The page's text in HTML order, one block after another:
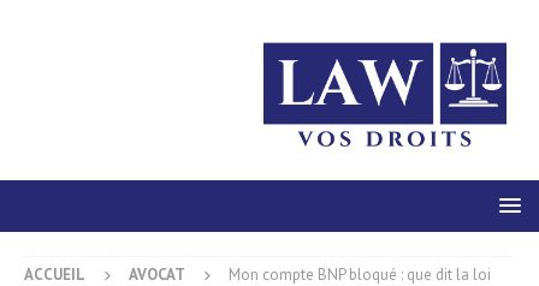
ACCUEIL AVOCAT
Mon compte BNP bloqué : que dit la loi